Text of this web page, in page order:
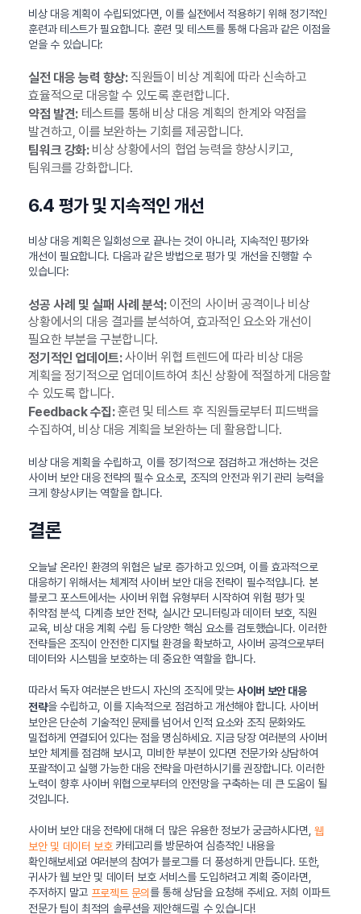
비상 대응 계획이 수립되었다면, 이를 실전에서 적용하기 위해 정기적인
훈련과 테스트가 필요합니다. 훈련 및 테스트를 통해 다음과 같은 이점을
얻을 수 있습니다:
실전 대응 능력 향상:직원들이 비상 계획에 따라 신속하고
효율적으로 대응할 수 있도록 훈련합니다.
약점 발견:테스트를 통해 비상 대응 계획의 한계와 약점을
발견하고, 이를 보완하는 기회를 제공합니다.
팀워크 강화:비상 상황에서의 협업 능력을 향상시키고,
팀워크를 강화합니다.
6.4 평가 및 지속적인 개선
비상 대응 계획은 일회성으로 끝나는 것이 아니라, 지속적인 평가와
개선이 필요합니다. 다음과 같은 방법으로 평가 및 개선을 진행할 수
있습니다:
성공 사례 및 실패 사례 분석:이전의 사이버 공격이나 비상
상황에서의 대응 결과를 분석하여, 효과적인 요소와 개선이
필요한 부분을 구분합니다.
정기적인 업데이트:사이버 위협 트렌드에 따라 비상 대응
계획을 정기적으로 업데이트하여 최신 상황에 적절하게 대응할
수 있도록 합니다.
Feedback 수집:훈련 및 테스트 후 직원들로부터 피드백을
수집하여, 비상 대응 계획을 보완하는 데 활용합니다.
비상 대응 계획을 수립하고, 이를 정기적으로 점검하고 개선하는 것은
사이버 보안 대응 전략의 필수 요소로, 조직의 안전과 위기 관리 능력을
크게 향상시키는 역할을 합니다.
결론
오늘날 온라인 환경의 위협은 날로 증가하고 있으며, 이를 효과적으로
대응하기 위해서는 체계적 사이버 보안 대응 전략이 필수적입니다. 본
블로그 포스트에서는 사이버 위협 유형부터 시작하여 위험 평가 및
취약점 분석, 다계층 보안 전략, 실시간 모니터링과 데이터 보호, 직원
교육, 비상 대응 계획 수립 등 다양한 핵심 요소를 검토했습니다. 이러한
전략들은 조직이 안전한 디지털 환경을 확보하고, 사이버 공격으로부터
데이터와 시스템을 보호하는 데 중요한 역할을 합니다.
따라서 독자 여러분은 반드시 자신의 조직에 맞는사이버 보안 대응
전략을 수립하고, 이를 지속적으로 점검하고 개선해야 합니다. 사이버
보안은 단순히 기술적인 문제를 넘어서 인적 요소와 조직 문화와도
밀접하게 연결되어 있다는 점을 명심하세요. 지금 당장 여러분의 사이버
보안 체계를 점검해 보시고, 미비한 부분이 있다면 전문가와 상담하여
포괄적이고 실행 가능한 대응 전략을 마련하시기를 권장합니다. 이러한
노력이 향후 사이버 위협으로부터의 안전망을 구축하는 데 큰 도움이 될
것입니다.
사이버 보안 대응 전략에 대해 더 많은 유용한 정보가 궁금하시다면,웹
보안 및 데이터 보호카테고리를 방문하여 심층적인 내용을
확인해보세요! 여러분의 참여가 블로그를 더 풍성하게 만듭니다. 또한,
귀사가 웹 보안 및 데이터 보호 서비스를 도입하려고 계획 중이라면,
주저하지 말고 프로젝트 문의 를 통해 상담을 요청해 주세요. 저희 이파트
전문가 팀이 최적의 솔루션을 제안해드릴 수 있습니다!